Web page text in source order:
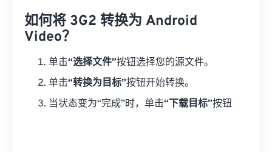
如何将 3G2 转换为 Android
Video？
单击“选择文件”按钮选择您的源文件。
单击“转换为目标”按钮开始转换。
当状态变为“完成”时，单击“下载目标”按钮